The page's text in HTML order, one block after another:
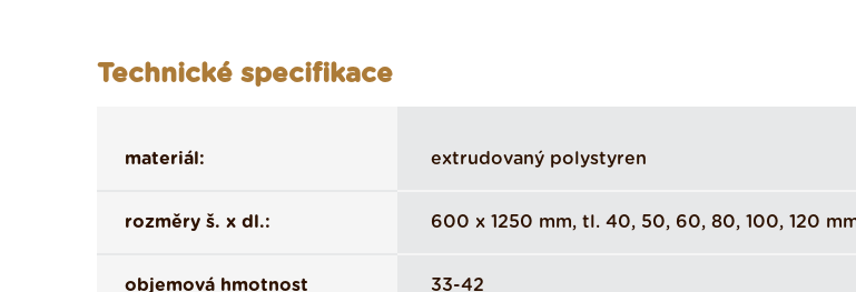
Technické specifikace
materiál: extrudovaný polystyren
rozměry š. x dl.: 600 x 1250 mm, tl. 40, 50, 60, 80, 100, 120
objemová hmotnost
33-42